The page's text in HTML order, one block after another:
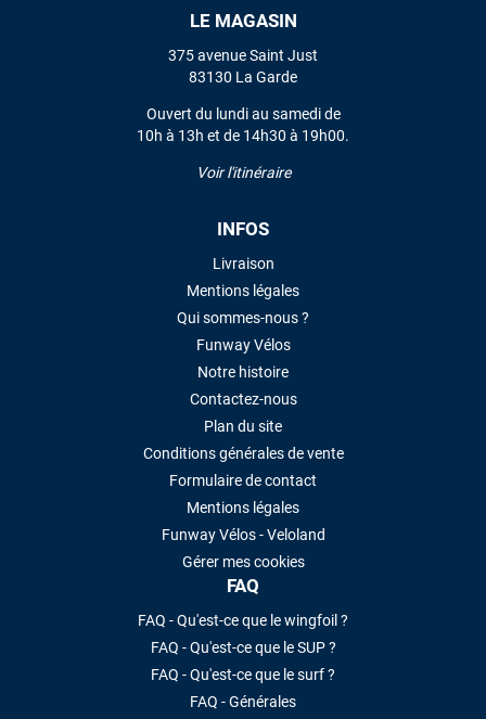
LE MAGASIN
375 avenue Saint Just
83130 La Garde
Ouvert du lundi au samedi de
10h à 13h et de 14h30 à 19h00.
Voir l'itinéraire
INFOS
Livraison
Mentions légales
Qui sommes-nous ?
Funway Vélos
Notre histoire
Contactez-nous
Plan du site
Conditions générales de vente
Formulaire de contact
Mentions légales
Funway Vélos - Veloland
Gérer mes cookies
FAQ
FAQ - Qu'est-ce que le wingfoil ?
FAQ - Qu'est-ce que le SUP ?
FAQ - Qu'est-ce que le surf ?
FAQ - Générales
VOIR TOUS LES AVIS